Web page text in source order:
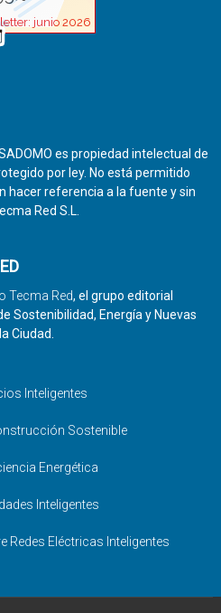
es propiedad intelectual de
por ley. No está permitido
hacer referencia a la fuente y sin
Red S.L.
Tecma Red, el grupo editorial
Sostenibilidad, Energía y Nuevas
Ciudad.
Inteligentes
Sostenible
Energética
Inteligentes
Redes Eléctricas Inteligentes